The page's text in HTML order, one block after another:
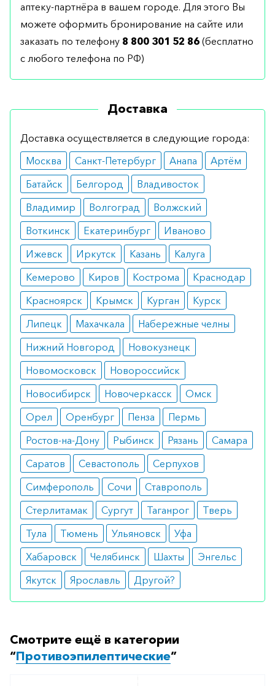
аптеку-партнёра в вашем городе. Для этого Вы
можете оформить бронирование на сайте или
заказать по телефону 8 800 301 52 86 (бесплатно
с любого телефона по РФ)
Доставка
Доставка осуществляется в следующие города:
Москва
Санкт-Петербург Анапа
Артём
Батайск
Белгород
Владивосток
Владимир
Волгоград
Волжский
Воткинск
Екатеринбург
Иваново
Ижевск
Иркутск Казань
Калуга
Кемерово
Киров Кострома
Краснодар
Красноярск
Крымск Курган
Курск
Липецк
Махачкала
Набережные челны
Нижний Новгород
Новокузнецк
Новомосковск
Новороссийск
Новосибирск
Новочеркасск
Омск
Орел
Оренбург Пенза
Пермь
Ростов-на-Дону
Рыбинск Рязань
Самара
Саратов
Севастополь
Серпухов
Симферополь
Сочи
Ставрополь
Стерлитамак
Сургут Таганрог
Тверь
Тула
Тюмень Ульяновск
Уфа
Хабаровск
Челябинск Шахты
Энгельс
Якутск
Ярославль Другой?
Смотрите ещё в категории
“Противоэпилептические”